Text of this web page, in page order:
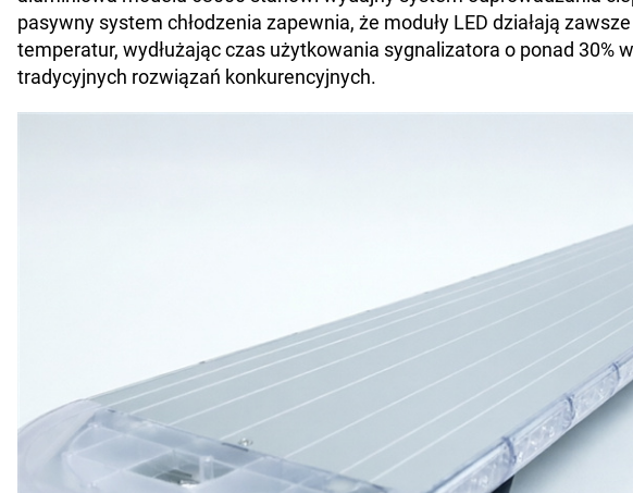
pasywny system chłodzenia zapewnia, że moduły LED działają
temperatur, wydłużając czas użytkowania sygnalizatora o ponad 30%
tradycyjnych rozwiązań konkurencyjnych.